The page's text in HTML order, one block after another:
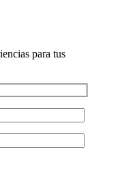
para tus